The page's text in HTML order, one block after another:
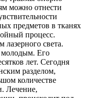
можно отнести
предметов в тканях
процесс.
лазерного света.
молодым. Его
лет. Сегодня
разделом,
количестве
Лечение,